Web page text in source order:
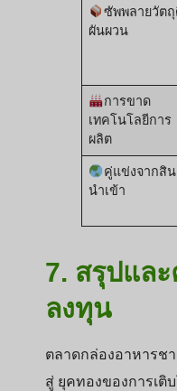
ซัพพลายวัต
ผันผวน
การขาด
เทคโนโลยีการ
ผลิต
คู่แข่งจากสิ
นำเข้า
7. สรุปแล
ลงทุน
ตลาดกล่องอาหารช
สู่ ยุคทองของการเติ